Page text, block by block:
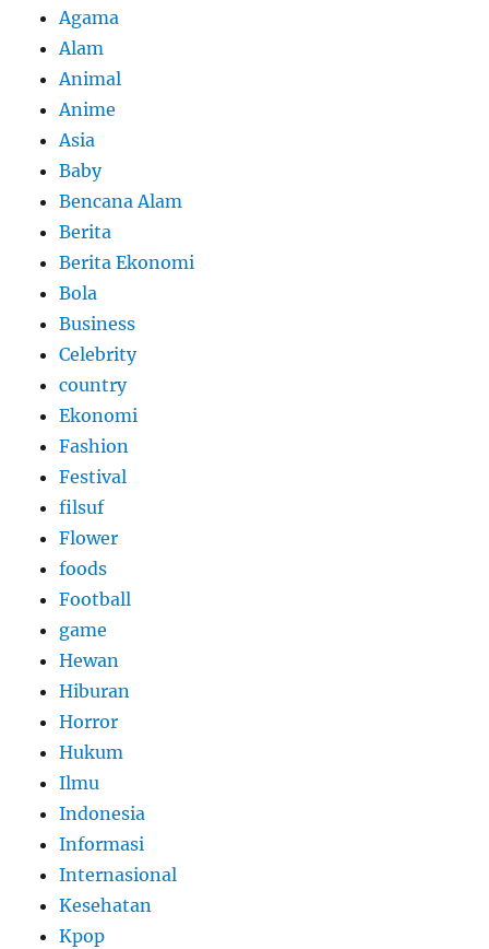
Agama
Alam
Animal
Anime
Asia
Baby
Bencana Alam
Berita
Berita Ekonomi
Bola
Business
Celebrity
country
Ekonomi
Fashion
Festival
filsuf
Flower
foods
Football
game
Hewan
Hiburan
Horror
Hukum
Ilmu
Indonesia
Informasi
Internasional
Kesehatan
Kpop